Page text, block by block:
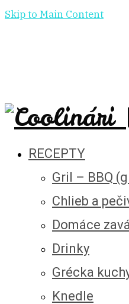
Skip to Main Content
RECEPTY
Gril – BBQ
Chlieb a
Domáce
Drinky
Grécka
Knedle